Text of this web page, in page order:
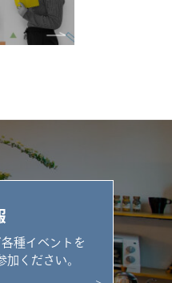
種イベントを
加ください。